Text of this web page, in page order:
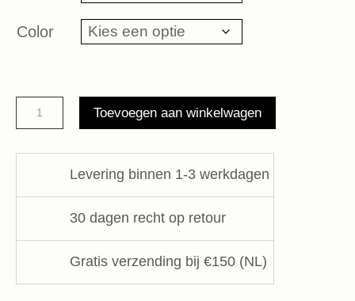
Color
Madie
Kahki
aantal
Toevoegen aan winkelwagen
Levering binnen 1-3 werkdagen
30 dagen recht op retour
Gratis verzending bij €150 (NL)